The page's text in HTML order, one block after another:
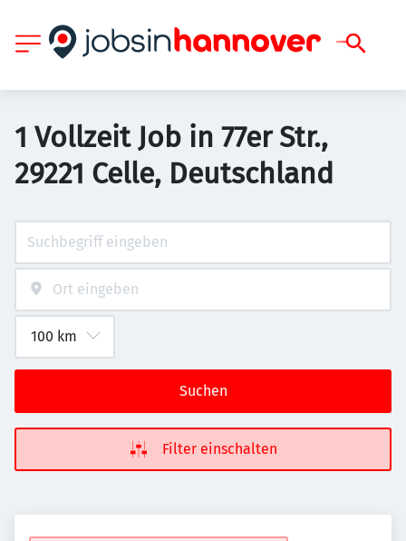
1 Vollzeit Job in 77er Str.,
29221 Celle, Deutschland
Suchen
Filter einschalten